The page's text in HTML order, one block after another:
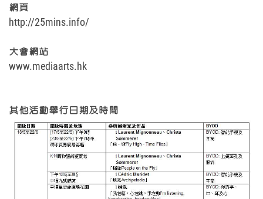
網頁
http://25mins.info/
大會網站
www.mediaarts.hk
其他活動舉行日期及時間